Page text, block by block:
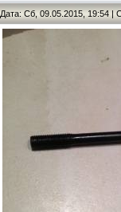
Дата: Сб, 09.05.2015, 19:54 |